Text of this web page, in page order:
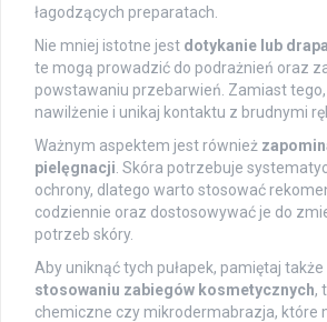
łagodzących preparatach.
Nie mniej istotne jest dotykanie lub
te mogą prowadzić do podrażnień oraz
powstawaniu przebarwień. Zamiast
nawilżenie i unikaj kontaktu z brudnymi
Ważnym aspektem jest również
pielęgnacji . Skóra potrzebuje
ochrony, dlatego warto stosować
codziennie oraz dostosowywać je do
potrzeb skóry.
Aby uniknąć tych pułapek, pamiętaj także
stosowaniu zabiegów kosmetycznych,
chemiczne czy mikrodermabrazja, które